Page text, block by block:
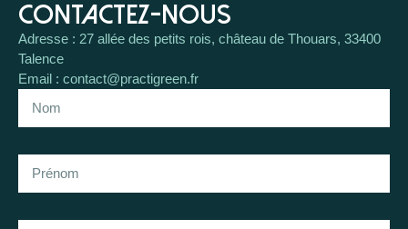
Contactez-nous
Adresse : 27 allée des petits rois, château de Thouars, 33400
Talence
Email : contact@practigreen.fr